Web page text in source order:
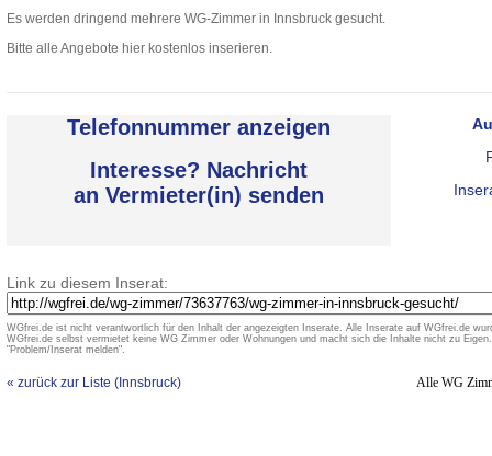
Es werden dringend mehrere WG-Zimmer in Innsbruck gesucht.
Bitte alle Angebote hier kostenlos inserieren.
Telefonnummer anzeigen
Interesse? Nachricht
an Vermieter(in) senden
Link zu diesem Inserat:
WGfrei.de ist nicht verantwortlich für den Inhalt der angezeigten Inserate. Alle Inserate auf WGfrei.de
WGfrei.de selbst vermietet keine WG Zimmer oder Wohnungen und macht sich die Inhalte nicht zu
"Problem/Inserat melden".
« zurück zur Liste (Innsbruck) Alle WG